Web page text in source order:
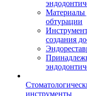
Материалы
обтурации
создания
инструменты